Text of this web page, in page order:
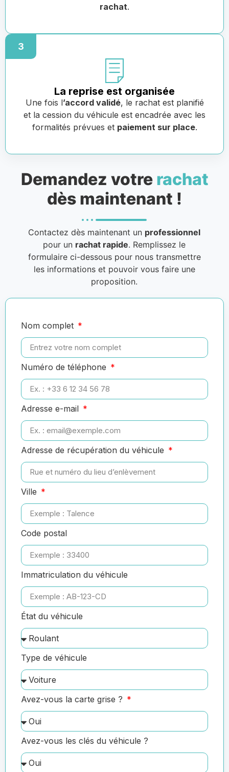
rachat.
3
La reprise est organisée
Une fois l’accord validé, le rachat est planifié
et la cession du véhicule est encadrée avec les
formalités prévues et paiement sur place.
Demandez votre rachat
dès maintenant !
Contactez dès maintenant un professionnel
pour un rachat rapide. Remplissez le
formulaire ci-dessous pour nous transmettre
les informations et pouvoir vous faire une
proposition.
Nom complet
Numéro de téléphone
Adresse e-mail
Adresse de récupération du véhicule
Ville
Code postal
Immatriculation du véhicule
État du véhicule
Type de véhicule
Avez-vous la carte grise ?
Avez-vous les clés du véhicule ?